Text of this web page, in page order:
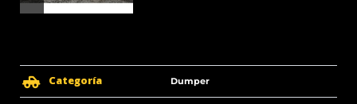
Categoría Dumper